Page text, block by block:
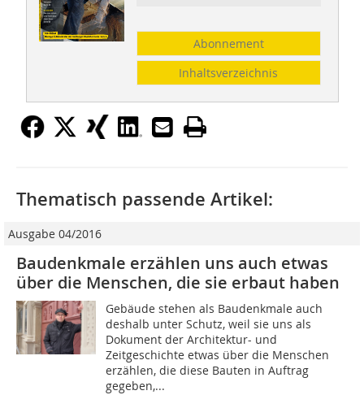
Abonnement
Inhaltsverzeichnis
Thematisch passende Artikel:
Ausgabe 04/2016
Baudenkmale erzählen uns auch etwas
über die Menschen, die sie erbaut haben
Gebäude stehen als Baudenkmale auch
deshalb unter Schutz, weil sie uns als
Dokument der Architektur- und
Zeitgeschichte etwas über die Menschen
erzählen, die diese Bauten in Auftrag
gegeben,...